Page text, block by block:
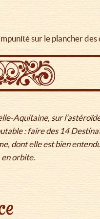
sur le plancher des
Aquitaine, sur
: faire des 14
dont elle est bien
en orbite.